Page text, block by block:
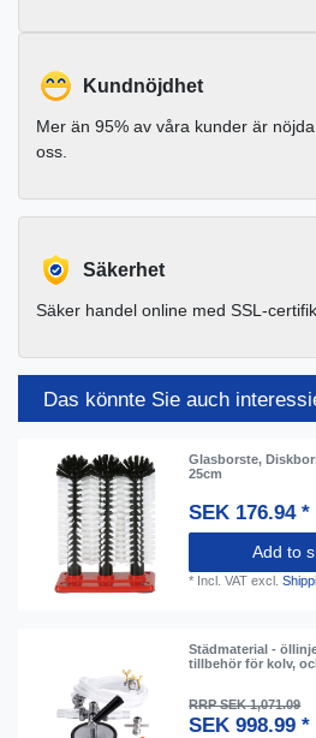
Kundnöjdhet
Mer än 95% av våra kunder är
oss.
Säkerhet
Säker handel online med SSL-
Das könnte Sie auch
Glasborste,
25cm
SEK 176.94 *
Add to
* Incl. VAT excl.
Städmaterial -
tillbehör för kolv,
RRP SEK 1,071.09
SEK 998.99 *